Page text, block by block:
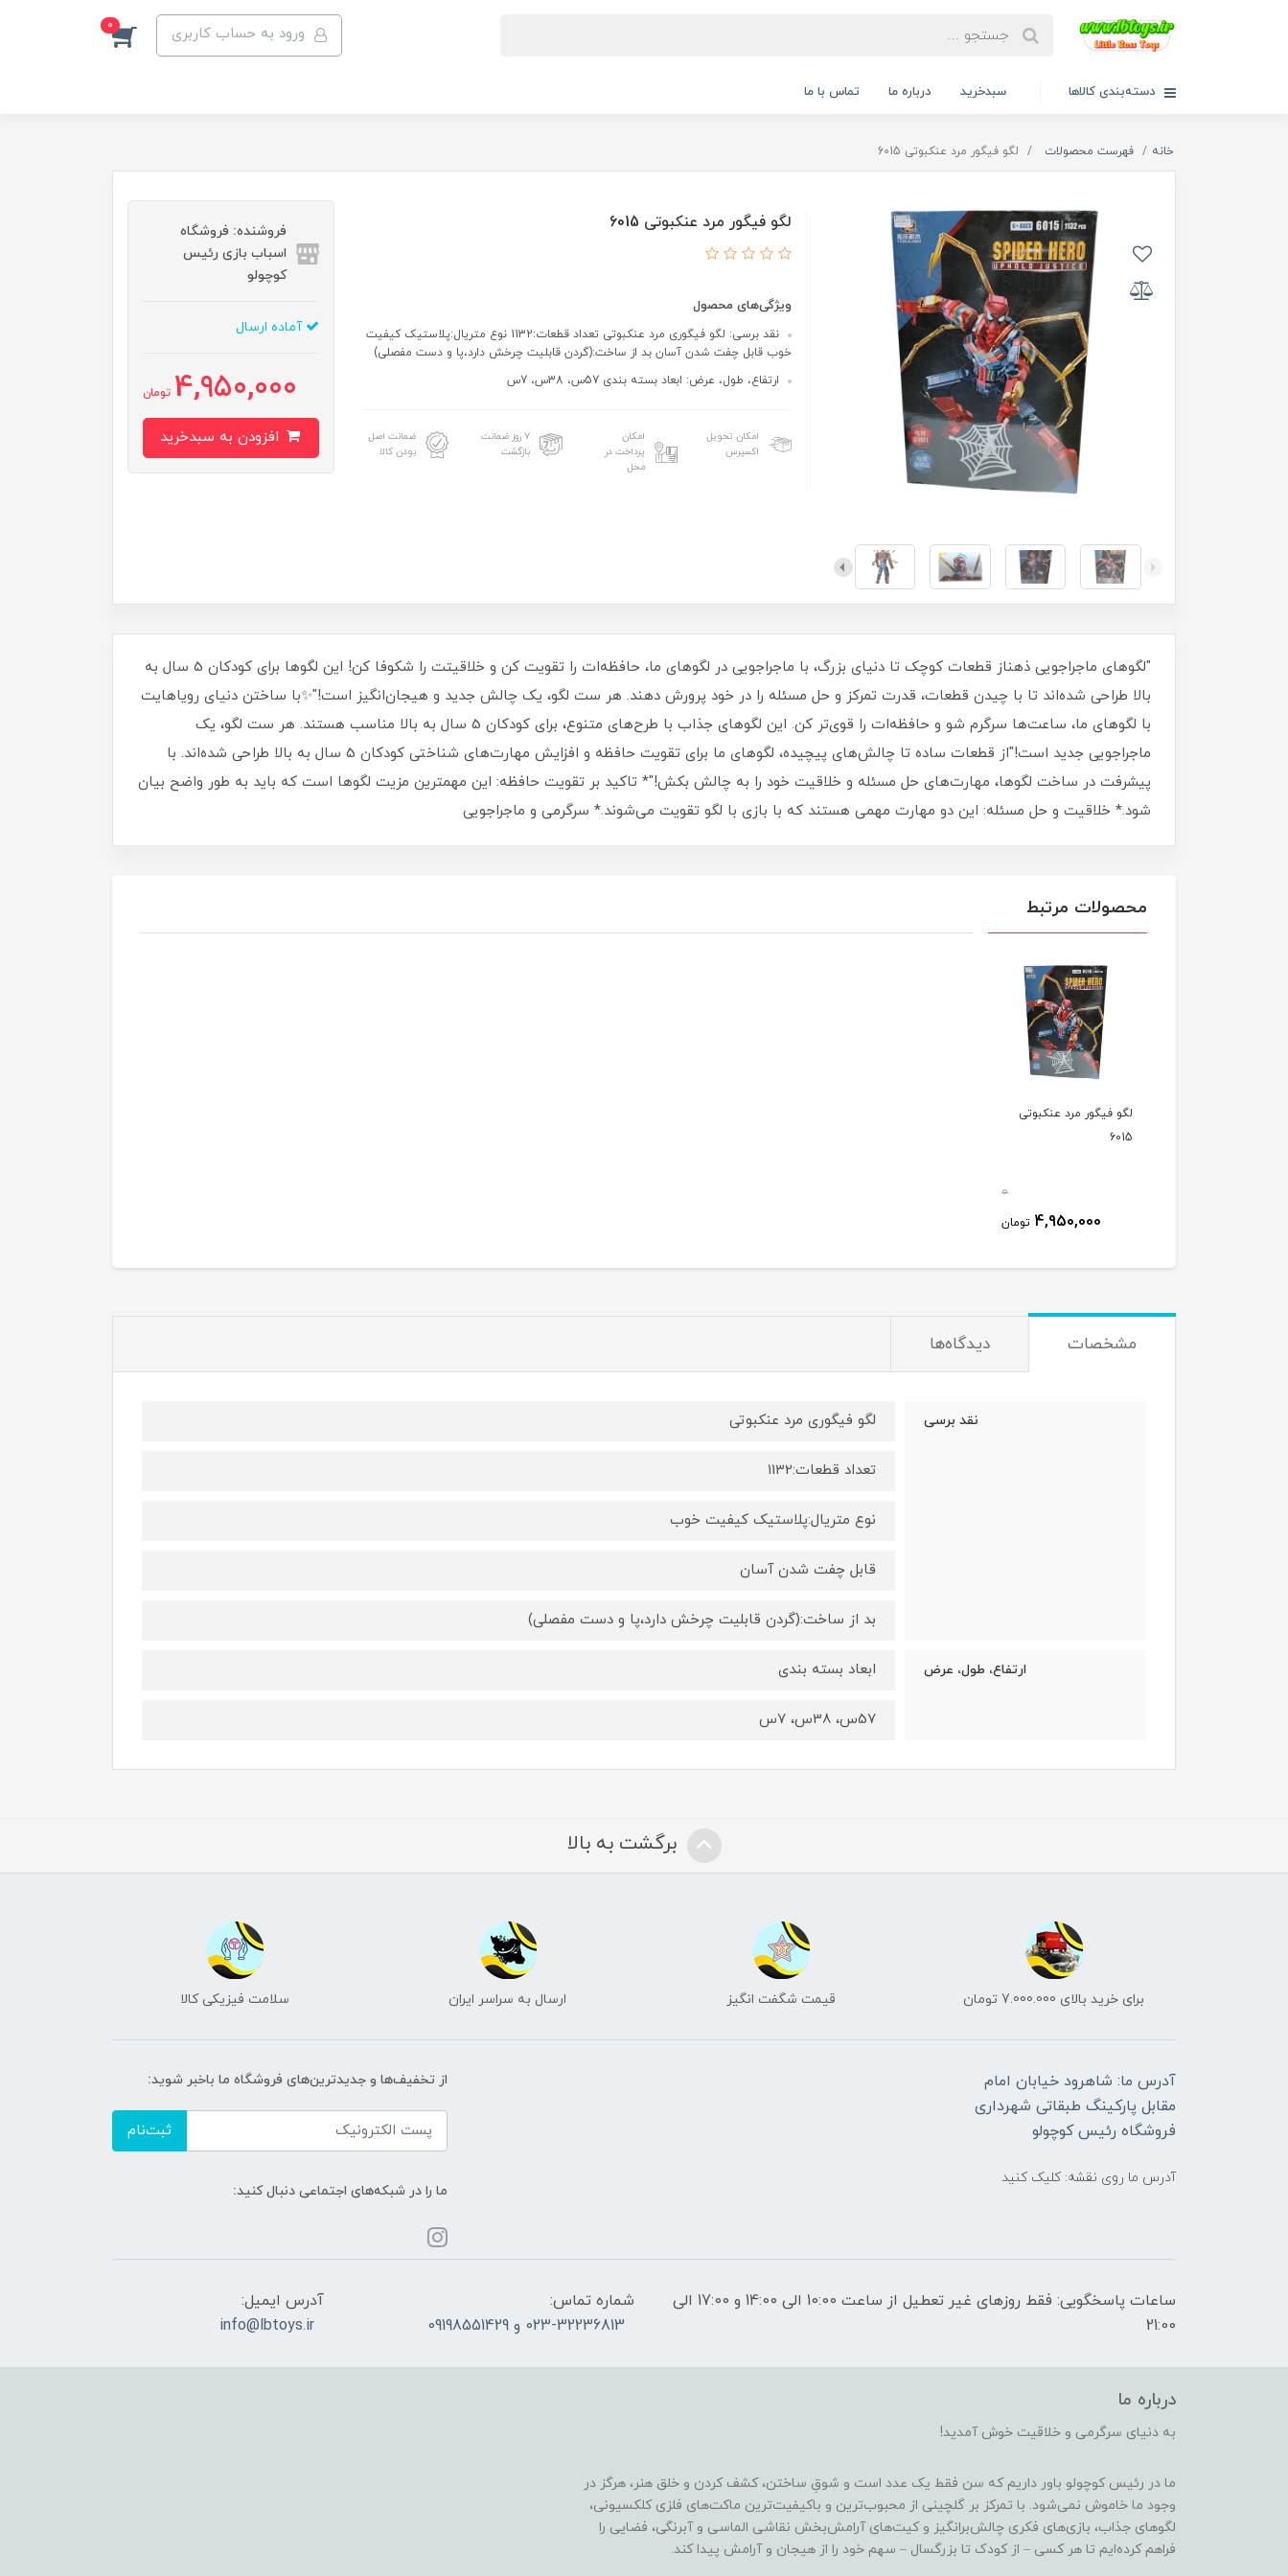
ورود به حساب کاربری 0
دسته‌بندی کالاها سبدخرید درباره ما تماس با ما
خانه فهرست محصولات لگو فیگور مرد عنکبوتی 6015
لگو فیگور مرد عنکبوتی 6015
ویژگی‌های محصول
نقد برسی: لگو فیگوری مرد عنکبوتی تعداد قطعات:1132 نوع متریال:پلاستیک کیفیت
خوب قابل چفت شدن آسان بد از ساخت:(گردن قابلیت چرخش دارد،پا و دست مفصلی)
ارتفاع، طول، عرض: ابعاد بسته بندی 57س، 38س، 7س
امکان تحویل
اکسپرس
امکان
پرداخت در
محل
۷ روز ضمانت
بازگشت
ضمانت اصل
بودن کالا
فروشنده: فروشگاه
اسباب بازی رئیس
کوچولو
آماده ارسال
4,950,000 تومان
"لگوهای ماجراجویی ذهناز قطعات کوچک تا دنیای بزرگ، با ماجراجویی در لگوهای ما، حافظه‌ات را تقویت کن و خلاقیتت را شکوفا کن! این لگوها برای کودکان 5 سال به
بالا طراحی شده‌اند تا با چیدن قطعات، قدرت تمرکز و حل مسئله را در خود پرورش دهند. هر ست لگو، یک چالش جدید و هیجان‌انگیز است!"✨با ساختن دنیای رویاهایت
با لگوهای ما، ساعت‌ها سرگرم شو و حافظه‌ات را قوی‌تر کن. این لگوهای جذاب با طرح‌های متنوع، برای کودکان 5 سال به بالا مناسب هستند. هر ست لگو، یک
ماجراجویی جدید است!"از قطعات ساده تا چالش‌های پیچیده، لگوهای ما برای تقویت حافظه و افزایش مهارت‌های شناختی کودکان 5 سال به بالا طراحی شده‌اند. با
پیشرفت در ساخت لگوها، مهارت‌های حل مسئله و خلاقیت خود را به چالش بکش!"* تاکید بر تقویت حافظه: این مهمترین مزیت لگوها است که باید به طور واضح بیان
شود.* خلاقیت و حل مسئله: این دو مهارت مهمی هستند که با بازی با لگو تقویت می‌شوند.* سرگرمی و ماجراجویی
محصولات مرتبط
لگو فیگور مرد عنکبوتی
6015
0
4,950,000 تومان
مشخصات دیدگاه‌ها
نقد برسی لگو فیگوری مرد عنکبوتی
تعداد قطعات:1132
نوع متریال:پلاستیک کیفیت خوب
قابل چفت شدن آسان
بد از ساخت:(گردن قابلیت چرخش دارد،پا و دست مفصلی)
ارتفاع، طول، عرض ابعاد بسته بندی
57س، 38س، 7س
برگشت به بالا
برای خرید بالای 7.000.000 تومان قیمت شگفت انگیز ارسال به سراسر ایران سلامت فیزیکی کالا
آدرس ما: شاهرود خیابان امام
مقابل پارکینگ طبقاتی شهرداری
فروشگاه رئیس کوچولو
آدرس ما روی نقشه: کلیک کنید
از تخفیف‌ها و جدیدترین‌های فروشگاه ما باخبر شوید:
ثبت‌نام
ما را در شبکه‌های اجتماعی دنبال کنید:
ساعات پاسخگویی: فقط روزهای غیر تعطیل از ساعت 10:00 الی 14:00 و 17:00 الی
21:00
شماره تماس:
023-32236813 و 09198551429
آدرس ایمیل:
info@lbtoys.ir
درباره ما
به دنیای سرگرمی و خلاقیت خوش آمدید!
ما در رئیس کوچولو باور داریم که سن فقط یک عدد است و شوقِ ساختن، کشف کردن و خلق هنر، هرگز در
وجود ما خاموش نمی‌شود. با تمرکز بر گلچینی از محبوب‌ترین و باکیفیت‌ترین ماکت‌های فلزی کلکسیونی،
لگوهای جذاب، بازی‌های فکری چالش‌برانگیز و کیت‌های آرامش‌بخش نقاشی الماسی و آبرنگی، فضایی را
فراهم کرده‌ایم تا هر کسی – از کودک تا بزرگسال – سهم خود را از هیجان و آرامش پیدا کند.